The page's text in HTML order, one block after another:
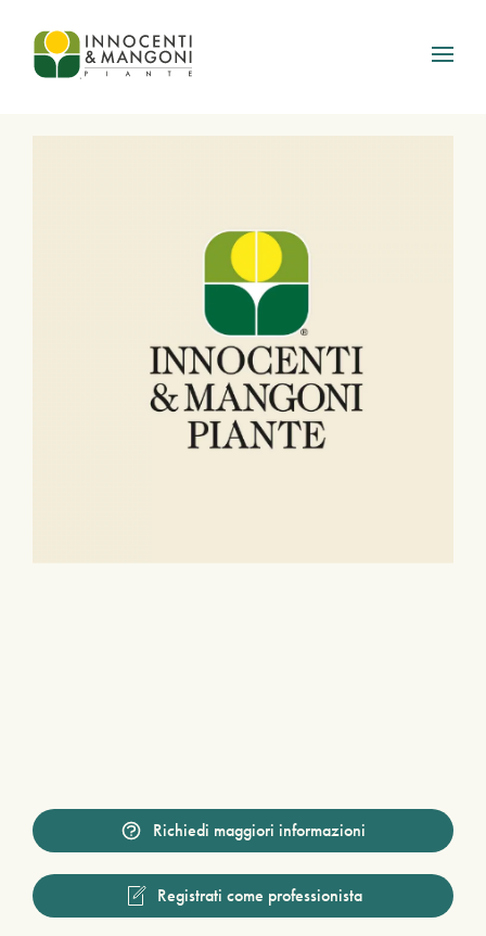
Skip to main content
Richiedi maggiori informazioni
Registrati come professionista